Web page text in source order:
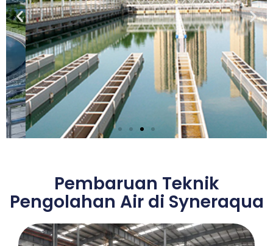
Pengolahan Air
Minum Kota
Pelajari Selengkapnya
Pembaruan Teknik
Pengolahan Air di Syneraqua